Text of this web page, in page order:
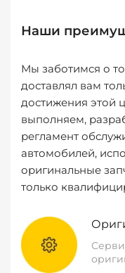
Наши
Мы заботимся о
доставлял вам
достижения этой
выполняем,
регламент
автомобилей,
оригинальные
только